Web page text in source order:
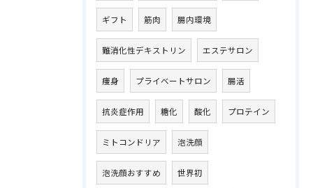
ギフト 筋肉 腸内環境
難消化性デキストリン エステサロン
痩身 プライベートサロン 腸活
抗炎症作用 糖化 酸化 プロテイン
ミトコンドリア 泡洗顔
泡洗顔おすすめ 世界初